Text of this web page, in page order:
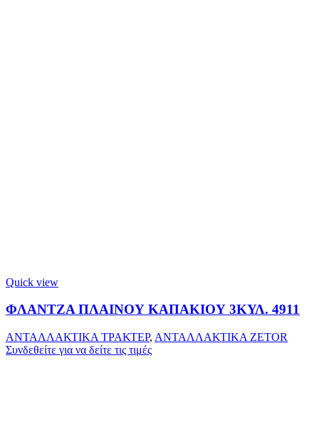
Quick view
ΦΛΑΝΤΖΑ ΠΛΑΙΝΟΥ ΚΑΠΑΚΙΟΥ 3ΚΥΛ. 4911
ΑΝΤΑΛΛΑΚΤΙΚΑ ΤΡΑΚΤΕΡ, ΑΝΤΑΛΛΑΚΤΙΚΑ ZETOR
Συνδεθείτε για να δείτε τις τιμές